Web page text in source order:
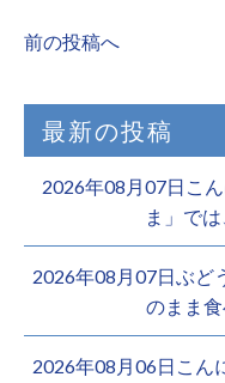
前の投稿へ
最新の投稿
2026年08月07日こ
ま」で
2026年08月07日ぶど
のまま
2026年08月06日こん